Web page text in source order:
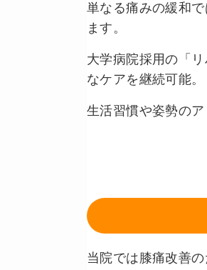
単なる痛みの緩和
ます。
大学病院採用の「
なケアを継続可能。
生活習慣や姿勢の
当院では膝痛改善